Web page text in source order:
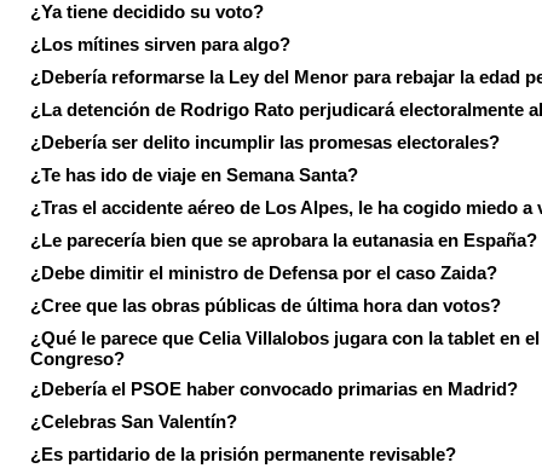
¿Ya tiene decidido su voto?
¿Los mítines sirven para algo?
¿Debería reformarse la Ley del Menor para rebajar la edad
¿La detención de Rodrigo Rato perjudicará electoralmente
¿Debería ser delito incumplir las promesas electorales?
¿Te has ido de viaje en Semana Santa?
¿Tras el accidente aéreo de Los Alpes, le ha cogido miedo a
¿Le parecería bien que se aprobara la eutanasia en España?
¿Debe dimitir el ministro de Defensa por el caso Zaida?
¿Cree que las obras públicas de última hora dan votos?
¿Qué le parece que Celia Villalobos jugara con la tablet en el
Congreso?
¿Debería el PSOE haber convocado primarias en Madrid?
¿Celebras San Valentín?
¿Es partidario de la prisión permanente revisable?